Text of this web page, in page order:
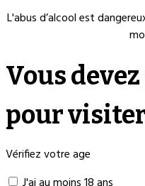
L'abus d’alcool est
Vous
pour
Vérifiez votre age